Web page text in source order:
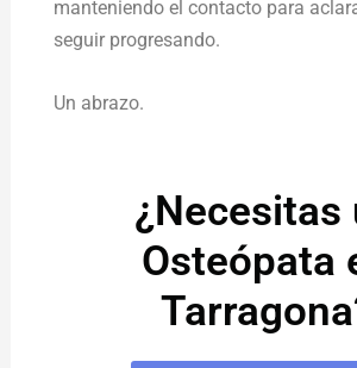
manteniendo el contacto para
seguir progresando.
Un abrazo.
¿Necesitas
Osteópata